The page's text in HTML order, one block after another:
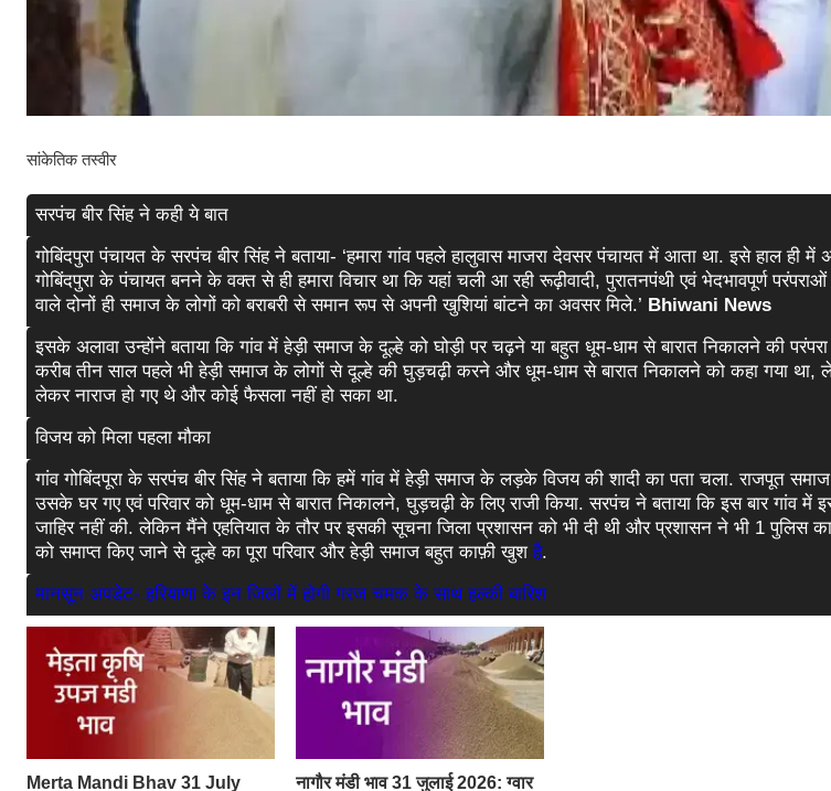
सांकेतिक तस्वीर
सरपंच बीर सिंह ने कही ये बात
गोबिंदपुरा पंचायत के सरपंच बीर सिंह ने बताया- ‘हमारा गांव पहले हालुवास माजरा देवसर पंचायत में आता था. इसे हाल ही में
गोबिंदपुरा के पंचायत बनने के वक्त से ही हमारा विचार था कि यहां चली आ रही रूढ़ीवादी, पुरातनपंथी एवं भेदभावपूर्ण
वाले दोनों ही समाज के लोगों को बराबरी से समान रूप से अपनी खुशियां बांटने का अवसर मिले.’ Bhiwani News
इसके अलावा उन्होंने बताया कि गांव में हेड़ी समाज के दूल्हे को घोड़ी पर चढ़ने या बहुत धूम-धाम से बारात निकालने की परंपरा
करीब तीन साल पहले भी हेड़ी समाज के लोगों से दूल्हे की घुड़चढ़ी करने और धूम-धाम से बारात निकालने को कहा गया था,
लेकर नाराज हो गए थे और कोई फैसला नहीं हो सका था.
विजय को मिला पहला मौका
गांव गोबिंदपूरा के सरपंच बीर सिंह ने बताया कि हमें गांव में हेड़ी समाज के लड़के विजय की शादी का पता चला. राजपूत
उसके घर गए एवं परिवार को धूम-धाम से बारात निकालने, घुड़चढ़ी के लिए राजी किया. सरपंच ने बताया कि इस बार गांव में
जाहिर नहीं की. लेकिन मैंने एहतियात के तौर पर इसकी सूचना जिला प्रशासन को भी दी थी और प्रशासन ने भी 1 पुलिस
को समाप्त किए जाने से दूल्हे का पूरा परिवार और हेड़ी समाज बहुत काफ़ी खुशहै.
मानसून अपडेट- हरियाणा के इन जिलों में होगी गरज चमक के साथ हल्की बारिश
Merta Mandi Bhav 31 July नागौर मंडी भाव 31 जुलाई 2026: ग्वार